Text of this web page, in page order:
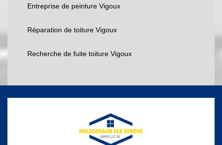
Entreprise de peinture Vigoux
Réparation de toiture Vigoux
Recherche de fuite toiture Vigoux